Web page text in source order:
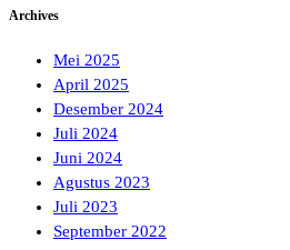
Archives
Mei 2025
April 2025
Desember 2024
Juli 2024
Juni 2024
Agustus 2023
Juli 2023
September 2022